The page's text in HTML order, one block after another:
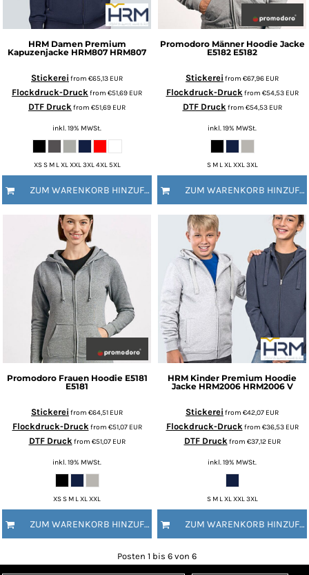
HRM Damen Premium
Kapuzenjacke HRM807 HRM807
Stickerei from €65,13 EUR
Flockdruck-Druckfrom €51,69 EUR
DTF Druckfrom €51,69 EUR
inkl. 19% MWSt.
XS S M L XL XXL 3XL 4XL 5XL
ZUM WARENKORB HINZUFÜGEN
Promodoro Männer Hoodie Jacke
E5182 E5182
Stickerei from €67,96 EUR
Flockdruck-Druckfrom €54,53 EUR
DTF Druckfrom €54,53 EUR
inkl. 19% MWSt.
S M L XL XXL 3XL
ZUM WARENKORB HINZUFÜGEN
Promodoro Frauen Hoodie E5181
E5181
Stickerei from €64,51 EUR
Flockdruck-Druckfrom €51,07 EUR
DTF Druckfrom €51,07 EUR
inkl. 19% MWSt.
XS S M L XL XXL
ZUM WARENKORB HINZUFÜGEN
HRM Kinder Premium Hoodie
Jacke HRM2006 HRM2006 V
Stickerei from €42,07 EUR
Flockdruck-Druckfrom €36,53 EUR
DTF Druckfrom €37,12 EUR
inkl. 19% MWSt.
S M L XL XXL 3XL
ZUM WARENKORB HINZUFÜGEN
Posten 1 bis 6 von 6